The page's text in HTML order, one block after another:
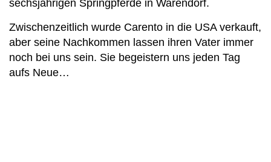
sechsjährigen Springpferde in Warendorf.
Zwischenzeitlich wurde Carento in die USA verkauft,
aber seine Nachkommen lassen ihren Vater immer
noch bei uns sein. Sie begeistern uns jeden Tag
aufs Neue…